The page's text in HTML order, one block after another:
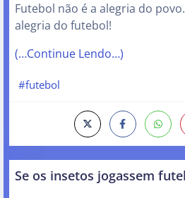
Futebol não é a alegria do
alegria do futebol!
(…Continue Lendo…)
#futebol
Se os insetos jogassem